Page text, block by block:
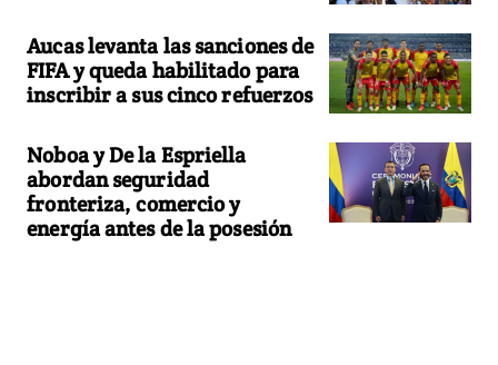
Aucas levanta las sanciones de
FIFA y queda habilitado para
inscribir a sus cinco refuerzos
Noboa y De la Espriella
abordan seguridad
fronteriza, comercio y
energía antes de la posesión